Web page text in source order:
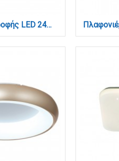
Πλαφονιέρα οροφής LED 24W 3CCT (by switch on base) σε μαύρη απόχρωση D:30x2,5cm (42036-D-Black)